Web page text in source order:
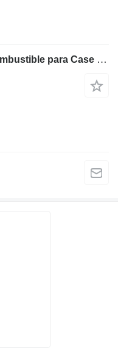
CNH KBH17390 depósito de combustible para Case CX300DLC CX300DNLC excavadora